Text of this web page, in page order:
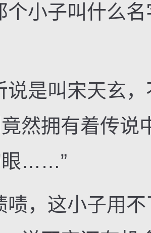
小子叫什么名
是叫宋天玄，
然拥有着传说
眼……”
，这小子用不